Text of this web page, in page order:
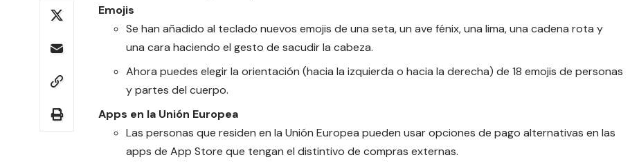
Emojis
Se han añadido al teclado nuevos emojis de una seta, un ave fénix, una lima, una cadena rota y
una cara haciendo el gesto de sacudir la cabeza.
Ahora puedes elegir la orientación (hacia la izquierda o hacia la derecha) de 18 emojis de personas
y partes del cuerpo.
Apps en la Unión Europea
Las personas que residen en la Unión Europea pueden usar opciones de pago alternativas en las
apps de App Store que tengan el distintivo de compras externas.